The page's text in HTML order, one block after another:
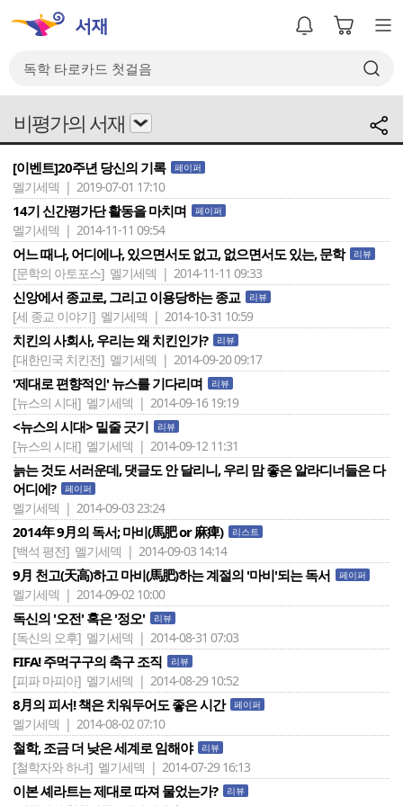
비평가의 서재
[이벤트]20주년 당신의 기록 페이퍼
멜기세덱 | 2019-07-01 17:10
14기 신간평가단 활동을 마치며 페이퍼
멜기세덱 | 2014-11-11 09:54
어느 때나, 어디에나, 있으면서도 없고, 없으면서도 있는, 문학 리뷰
[문학의 아토포스] 멜기세덱 | 2014-11-11 09:33
신앙에서 종교로, 그리고 이용당하는 종교 리뷰
[세 종교 이야기] 멜기세덱 | 2014-10-31 10:59
치킨의 사회사, 우리는 왜 치킨인가? 리뷰
[대한민국 치킨전] 멜기세덱 | 2014-09-20 09:17
'제대로 편향적인' 뉴스를 기다리며 리뷰
[뉴스의 시대] 멜기세덱 | 2014-09-16 19:19
<뉴스의 시대> 밑줄 긋기 리뷰
[뉴스의 시대] 멜기세덱 | 2014-09-12 11:31
늙는 것도 서러운데, 댓글도 안 달리니, 우리 맘 좋은 알라디너들은 다
어디에?
페이퍼
멜기세덱 | 2014-09-03 23:24
2014年 9月의 독서; 마비(馬肥 or 麻痺) 리스트
[백석 평전] 멜기세덱 | 2014-09-03 14:14
9月 천고(天高)하고 마비(馬肥)하는 계절의 '마비'되는 독서 페이퍼
멜기세덱 | 2014-09-02 10:00
독신의 '오전' 혹은 '정오' 리뷰
[독신의 오후] 멜기세덱 | 2014-08-31 07:03
FIFA! 주먹구구의 축구 조직 리뷰
[피파 마피아] 멜기세덱 | 2014-08-29 10:52
8月의 피서! 책은 치워두어도 좋은 시간 페이퍼
멜기세덱 | 2014-08-02 07:10
철학, 조금 더 낮은 세계로 임해야 리뷰
[철학자와 하녀] 멜기세덱 | 2014-07-29 16:13
이본 셰라트는 제대로 따져 물었는가? 리뷰